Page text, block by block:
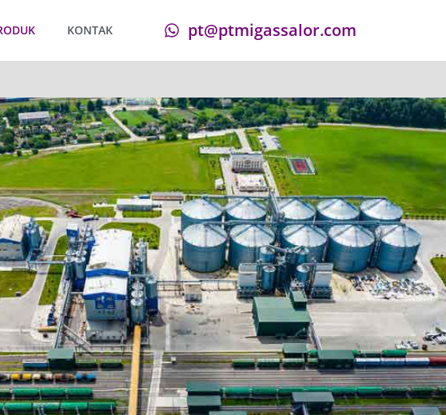
KONTAK pt@ptmigassalor.com